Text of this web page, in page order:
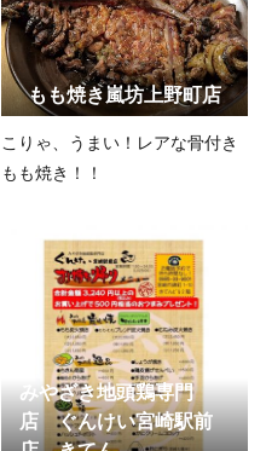
もも焼き嵐坊上野町店
こりゃ、うまい！レアな骨付き
もも焼き！！
みやざき地頭鶏専門
店 ぐんけい宮崎駅前